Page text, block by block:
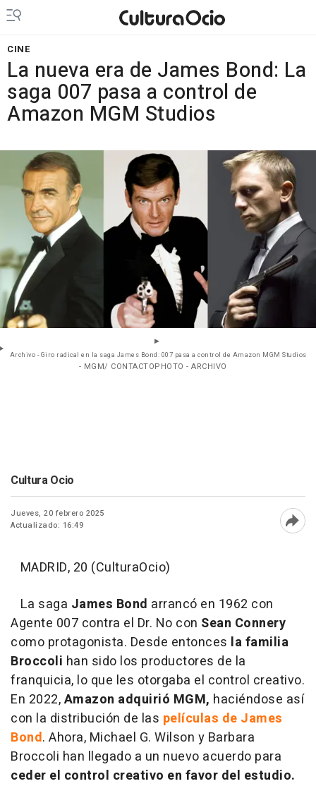
CINE
La nueva era de James Bond: La
saga 007 pasa a control de
Amazon MGM Studios
Archivo - Giro radical en la saga James Bond: 007 pasa a control de Amazon MGM Studios
- MGM/ CONTACTOPHOTO - ARCHIVO
Cultura Ocio
Jueves, 20 febrero 2025
Actualizado: 16:49
MADRID, 20 (CulturaOcio)
La saga James Bond arrancó en 1962 con
Agente 007 contra el Dr. No con Sean Connery
como protagonista. Desde entonces la familia
Broccoli han sido los productores de la
franquicia, lo que les otorgaba el control creativo.
En 2022,Amazon adquirió MGM, haciéndose así
con la distribución de las películas de James
Bond. Ahora, Michael G. Wilson y Barbara
Broccoli han llegado a un nuevo acuerdo para
ceder el control creativo en favor del estudio.